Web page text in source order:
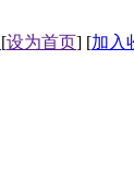
[设为首页] [加入